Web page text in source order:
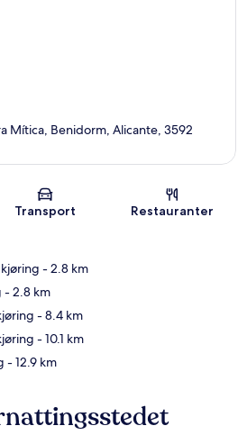
Kart
Mítica, Benidorm, Alicante, 3592
Transport Restauranter
- 2.8 km
- 2.8 km
- 8.4 km
- 10.1 km
- 12.9 km